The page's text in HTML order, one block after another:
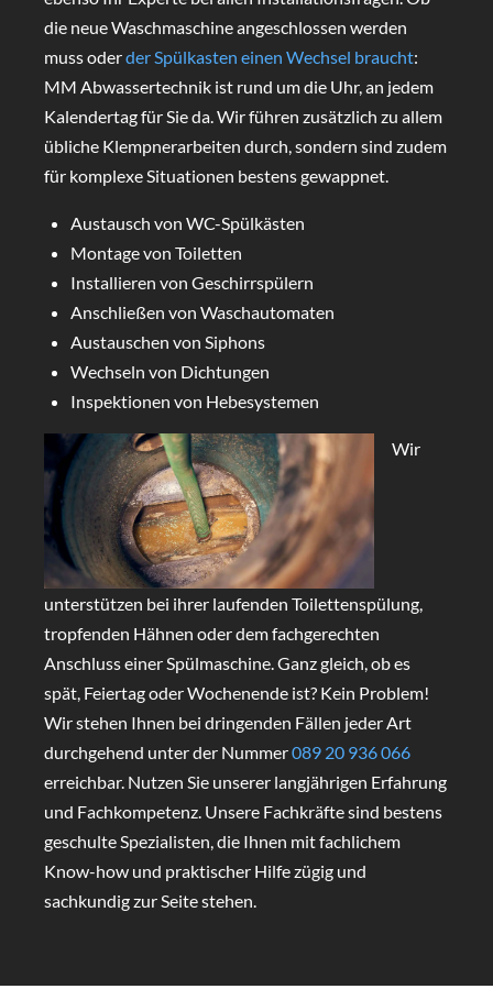
die neue Waschmaschine angeschlossen werden
muss oderder Spülkasten einen Wechsel braucht:
MM Abwassertechnik ist rund um die Uhr, an jedem
Kalendertag für Sie da. Wir führen zusätzlich zu allem
übliche Klempnerarbeiten durch, sondern sind zudem
für komplexe Situationen bestens gewappnet.
Austausch von WC-Spülkästen
Montage von Toiletten
Installieren von Geschirrspülern
Anschließen von Waschautomaten
Austauschen von Siphons
Wechseln von Dichtungen
Inspektionen von Hebesystemen
Wir
unterstützen bei ihrer laufenden Toilettenspülung,
tropfenden Hähnen oder dem fachgerechten
Anschluss einer Spülmaschine. Ganz gleich, ob es
spät, Feiertag oder Wochenende ist? Kein Problem!
Wir stehen Ihnen bei dringenden Fällen jeder Art
durchgehend unter der Nummer089 20 936 066
erreichbar. Nutzen Sie unserer langjährigen Erfahrung
und Fachkompetenz. Unsere Fachkräfte sind bestens
geschulte Spezialisten, die Ihnen mit fachlichem
Know-how und praktischer Hilfe zügig und
sachkundig zur Seite stehen.